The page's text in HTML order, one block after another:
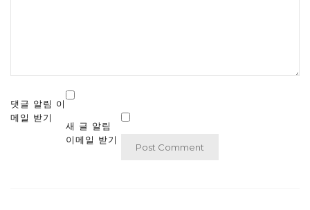
댓글 알림 이
메일 받기
새 글 알림
이메일 받기